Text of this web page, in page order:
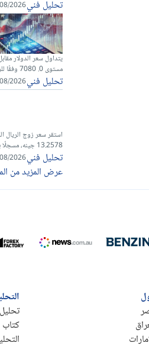
تحليل فني14:06 GMT0
مستوى 0. 7080 وفقًا للرسم البياني.
تحليل فني13:57 GMT0
13.2578 جينه، مسجلًا بذلك تراجع طفيف بنحو 0.02%، اذ اتسمت جلسة التداول
تحليل فني00:57 GMT0
عرض المزيد من
كتاب